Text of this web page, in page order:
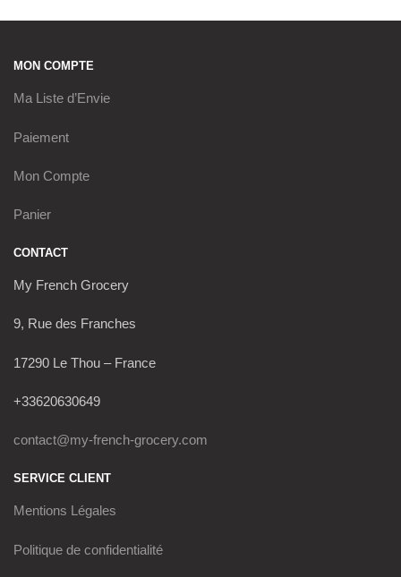
MON COMPTE
Ma Liste d’Envie
Paiement
Mon Compte
Panier
CONTACT
My French Grocery
9, Rue des Franches
17290 Le Thou – France
+33620630649
contact@my-french-grocery.com
SERVICE CLIENT
Mentions Légales
Politique de confidentialité